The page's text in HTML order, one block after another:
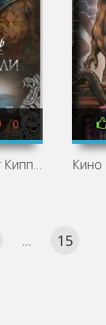
0
Руны земли - Георг Киппер
... 15